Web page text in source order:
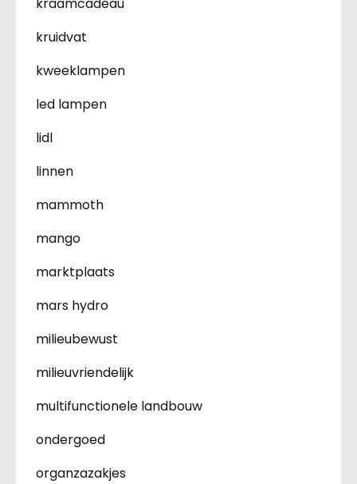
kraamcadeau
kruidvat
kweeklampen
led lampen
lidl
linnen
mammoth
mango
marktplaats
mars hydro
milieubewust
milieuvriendelijk
multifunctionele landbouw
ondergoed
organzazakjes